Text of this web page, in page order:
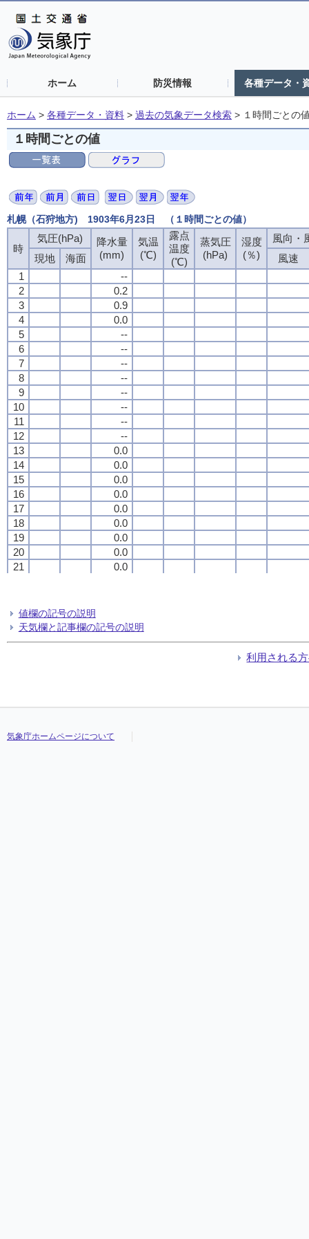
ホーム 防災情報 各種データ・
ホーム > 各種データ・資料 > 過去の気象データ検索 > １時間ごとの
１時間ごとの値
札幌（石狩地方) 1903年6月23日 （１時間ごとの値）
時
気圧(hPa)
降水量
(mm)
気温
(℃)
露点
温度
(℃)
蒸気圧
(hPa)
湿度
(％)
風向・
現地
海面
風速
1
--
2
0.2
3
0.9
4
0.0
5
--
6
--
7
--
8
--
9
--
10
--
11
--
12
--
13
0.0
14
0.0
15
0.0
16
0.0
17
0.0
18
0.0
19
0.0
20
0.0
21
0.0
24
時
気圧(hPa)
降水量
(mm)
気温
(℃)
露点
温度
(℃)
蒸気圧
(hPa)
湿度
(％)
風向・
現地
海面
風速
1
--
2
0.2
3
0.9
4
0.0
5
--
6
--
7
--
8
--
9
--
10
--
11
--
12
--
13
0.0
14
0.0
15
0.0
16
0.0
17
0.0
18
0.0
19
0.0
20
0.0
21
0.0
24
時
気圧(hPa)
降水量
(mm)
気温
(℃)
露点
温度
(℃)
蒸気圧
(hPa)
湿度
(％)
風向・
現地
海面
風速
1
--
2
0.2
3
0.9
4
0.0
5
--
6
--
7
--
8
--
9
--
10
--
11
--
12
--
13
0.0
14
0.0
15
0.0
16
0.0
17
0.0
18
0.0
19
0.0
20
0.0
21
0.0
24
時
気圧(hPa)
降水量
(mm)
気温
(℃)
露点
温度
(℃)
蒸気圧
(hPa)
湿度
(％)
風向・
現地
海面
風速
1
--
2
0.2
3
0.9
4
0.0
5
--
6
--
7
--
8
--
9
--
10
--
11
--
12
--
13
0.0
14
0.0
15
0.0
16
0.0
17
0.0
18
0.0
19
0.0
20
0.0
21
0.0
24
値欄の記号の説明
天気欄と記事欄の記号の説明
利用される
気象庁ホームページについて